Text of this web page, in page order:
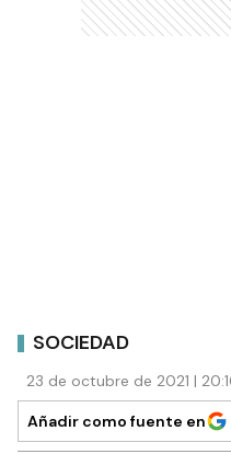
SOCIEDAD
23 de octubre de 2021 |
Añadir como fuente en